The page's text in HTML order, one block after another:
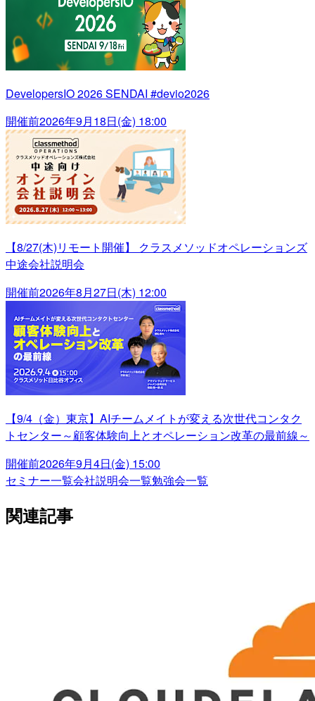
DevelopersIO 2026 SENDAI #devio2026
開催前2026年9月18日(金) 18:00
【8/27(木)リモート開催】 クラスメソッドオペレーションズ
中途会社説明会
開催前2026年8月27日(木) 12:00
【9/4（金）東京】AIチームメイトが変える次世代コンタク
トセンター～顧客体験向上とオペレーション改革の最前線～
開催前2026年9月4日(金) 15:00
セミナー一覧会社説明会一覧勉強会一覧
関連記事